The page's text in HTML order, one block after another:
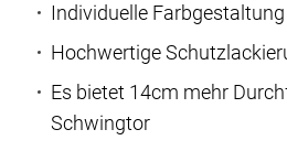
Individuelle Farbgestaltung
Hochwertige
Es bietet 14cm mehr
Schwingtor